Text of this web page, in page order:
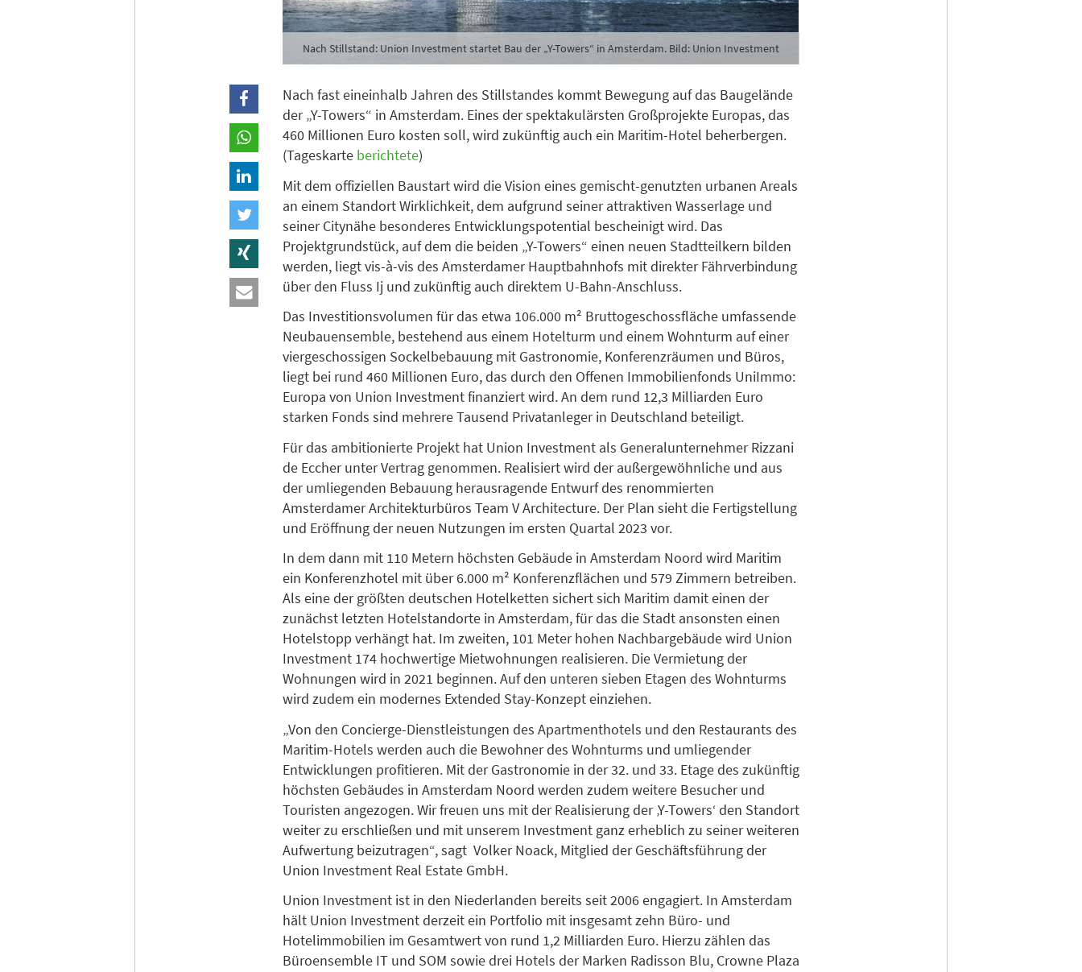
Nach Stillstand: Union Investment startet Bau der „Y-Towers“ in Amsterdam. Bild: Union Investment
Nach fast eineinhalb Jahren des Stillstandes kommt Bewegung auf das Baugelände
der „Y-Towers“ in Amsterdam. Eines der spektakulärsten Großprojekte Europas, das
460 Millionen Euro kosten soll, wird zukünftig auch ein Maritim-Hotel beherbergen.
(Tageskarte berichtete)
Mit dem offiziellen Baustart wird die Vision eines gemischt-genutzten urbanen Areals
an einem Standort Wirklichkeit, dem aufgrund seiner attraktiven Wasserlage und
seiner Citynähe besonderes Entwicklungspotential bescheinigt wird. Das
Projektgrundstück, auf dem die beiden „Y-Towers“ einen neuen Stadtteilkern bilden
werden, liegt vis-à-vis des Amsterdamer Hauptbahnhofs mit direkter Fährverbindung
über den Fluss Ij und zukünftig auch direktem U-Bahn-Anschluss.
Das Investitionsvolumen für das etwa 106.000 m² Bruttogeschossfläche umfassende
Neubauensemble, bestehend aus einem Hotelturm und einem Wohnturm auf einer
viergeschossigen Sockelbebauung mit Gastronomie, Konferenzräumen und Büros,
liegt bei rund 460 Millionen Euro, das durch den Offenen Immobilienfonds UniImmo:
Europa von Union Investment finanziert wird. An dem rund 12,3 Milliarden Euro
starken Fonds sind mehrere Tausend Privatanleger in Deutschland beteiligt.
Für das ambitionierte Projekt hat Union Investment als Generalunternehmer Rizzani
de Eccher unter Vertrag genommen. Realisiert wird der außergewöhnliche und aus
der umliegenden Bebauung herausragende Entwurf des renommierten
Amsterdamer Architekturbüros Team V Architecture. Der Plan sieht die Fertigstellung
und Eröffnung der neuen Nutzungen im ersten Quartal 2023 vor.
In dem dann mit 110 Metern höchsten Gebäude in Amsterdam Noord wird Maritim
ein Konferenzhotel mit über 6.000 m² Konferenzflächen und 579 Zimmern betreiben.
Als eine der größten deutschen Hotelketten sichert sich Maritim damit einen der
zunächst letzten Hotelstandorte in Amsterdam, für das die Stadt ansonsten einen
Hotelstopp verhängt hat. Im zweiten, 101 Meter hohen Nachbargebäude wird Union
Investment 174 hochwertige Mietwohnungen realisieren. Die Vermietung der
Wohnungen wird in 2021 beginnen. Auf den unteren sieben Etagen des Wohnturms
wird zudem ein modernes Extended Stay-Konzept einziehen.
„Von den Concierge-Dienstleistungen des Apartmenthotels und den Restaurants des
Maritim-Hotels werden auch die Bewohner des Wohnturms und umliegender
Entwicklungen profitieren. Mit der Gastronomie in der 32. und 33. Etage des zukünftig
höchsten Gebäudes in Amsterdam Noord werden zudem weitere Besucher und
Touristen angezogen. Wir freuen uns mit der Realisierung der ‚Y-Towers‘ den Standort
weiter zu erschließen und mit unserem Investment ganz erheblich zu seiner weiteren
Aufwertung beizutragen“, sagt Volker Noack, Mitglied der Geschäftsführung der
Union Investment Real Estate GmbH.
Union Investment ist in den Niederlanden bereits seit 2006 engagiert. In Amsterdam
hält Union Investment derzeit ein Portfolio mit insgesamt zehn Büro- und
Hotelimmobilien im Gesamtwert von rund 1,2 Milliarden Euro. Hierzu zählen das
Büroensemble IT und SOM sowie drei Hotels der Marken Radisson Blu, Crowne Plaza